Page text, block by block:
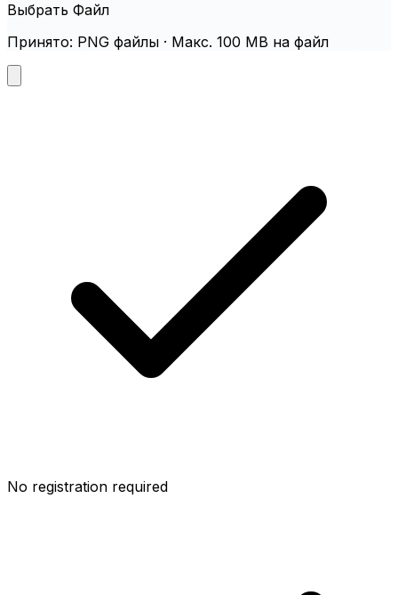
Выбрать Файл
Принято: PNG файлы · Макс. 100 MB на файл
No registration required